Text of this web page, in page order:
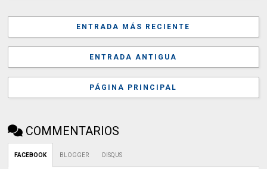
ENTRADA MÁS RECIENTE
ENTRADA ANTIGUA
PÁGINA PRINCIPAL
COMMENTARIOS
FACEBOOK BLOGGER DISQUS